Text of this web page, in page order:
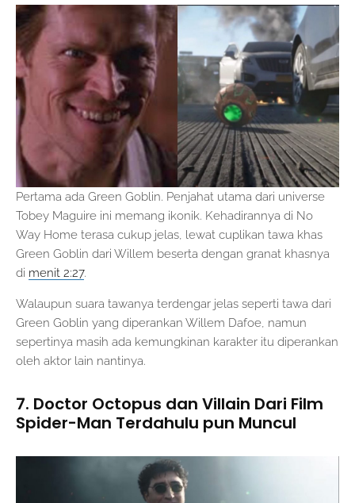
Pertama ada Green Goblin. Penjahat utama dari universe
Tobey Maguire ini memang ikonik. Kehadirannya di No
Way Home terasa cukup jelas, lewat cuplikan tawa khas
Green Goblin dari Willem beserta dengan granat khasnya
di menit 2:27.
Walaupun suara tawanya terdengar jelas seperti tawa dari
Green Goblin yang diperankan Willem Dafoe, namun
sepertinya masih ada kemungkinan karakter itu diperankan
oleh aktor lain nantinya.
7. Doctor Octopus dan Villain Dari Film
Spider-Man Terdahulu pun Muncul